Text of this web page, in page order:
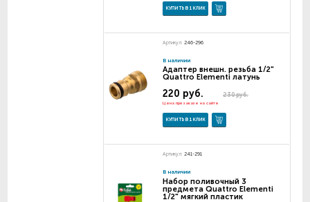
КУПИТЬ В 1 КЛИК
Артикул: 246-296
В наличии
Адаптер внешн. резьба 1/2"
Quattro Elementi латунь
230 руб.
220 руб.
Цена при заказе на сайте
КУПИТЬ В 1 КЛИК
Артикул: 241-291
В наличии
Набор поливочный 3
предмета Quattro Elementi
1/2" мягкий пластик